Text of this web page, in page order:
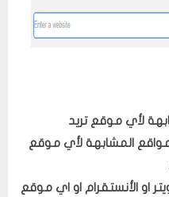
لأي موقع تريد
المشابهة لأي موقع
او الأنستقرام او اي موقع